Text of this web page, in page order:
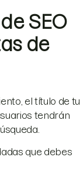
SEO
de
el título de tu
tendrán
que debes